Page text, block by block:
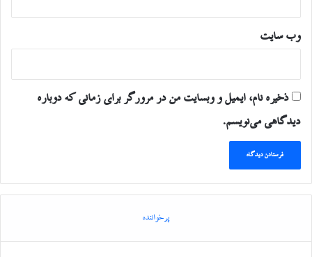
وب‌ سایت
ذخیره نام، ایمیل و وبسایت من در مرورگر برای زمانی که دوباره
دیدگاهی می‌نویسم.
پرخواننده